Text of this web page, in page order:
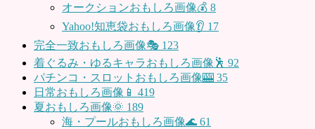
オークションおもしろ画像💰 8
Yahoo!知恵袋おもしろ画像👂 17
完全一致おもしろ画像🎭 123
着ぐるみ・ゆるキャラおもしろ画像🕺 92
パチンコ・スロットおもしろ画像🎰 35
日常おもしろ画像📱 419
夏おもしろ画像🌞 189
海・プールおもしろ画像🌊 61